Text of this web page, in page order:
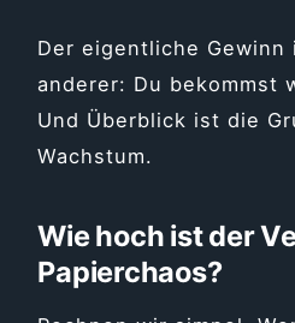
Der eigentliche
anderer: Du bekommst
Und Überblick ist die
Wachstum.
Wie hoch ist der
Papierchaos?